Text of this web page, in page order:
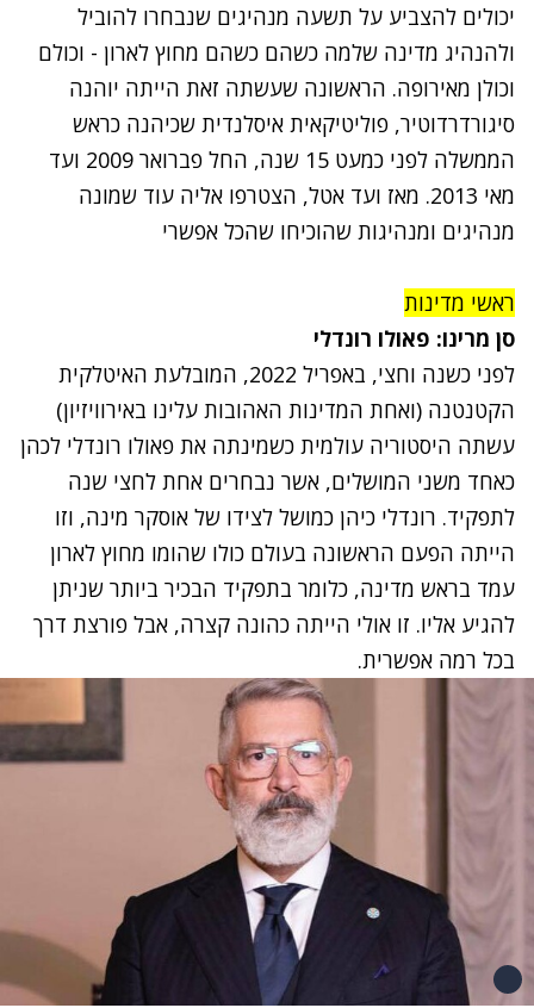
יכולים להצביע על תשעה מנהיגים שנבחרו להוביל
ולהנהיג מדינה שלמה כשהם כשהם מחוץ לארון - וכולם
וכולן מאירופה. הראשונה שעשתה זאת הייתה יוהנה
סיגורדרדוטיר, פוליטיקאית איסלנדית שכיהנה כראש
הממשלה לפני כמעט 15 שנה, החל פברואר 2009 ועד
מאי 2013. מאז ועד אטל, הצטרפו אליה עוד שמונה
מנהיגים ומנהיגות שהוכיחו שהכל אפשרי
ראשי מדינות
סן מרינו: פאולו רונדלי
לפני כשנה וחצי, באפריל 2022, המובלעת האיטלקית
הקטנטנה (ואחת המדינות האהובות עלינו באירוויזיון)
עשתה היסטוריה עולמית כשמינתה את פאולו רונדלי לכהן
כאחד משני המושלים, אשר נבחרים אחת לחצי שנה
לתפקיד. רונדלי כיהן כמושל לצידו של אוסקר מינה, וזו
הייתה הפעם הראשונה בעולם כולו שהומו מחוץ לארון
עמד בראש מדינה, כלומר בתפקיד הבכיר ביותר שניתן
להגיע אליו. זו אולי הייתה כהונה קצרה, אבל פורצת דרך
בכל רמה אפשרית.